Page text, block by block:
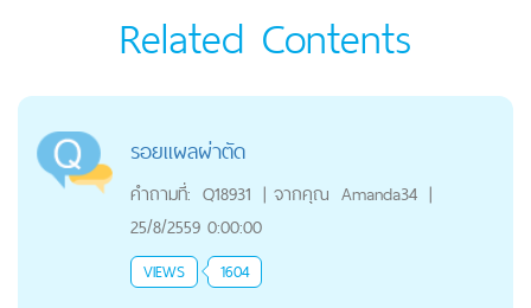
Related Contents
รอยแผลผ่าตัด
คำถามที่: Q18931 | จากคุณ Amanda34 |
25/8/2559 0:00:00
VIEWS 1604